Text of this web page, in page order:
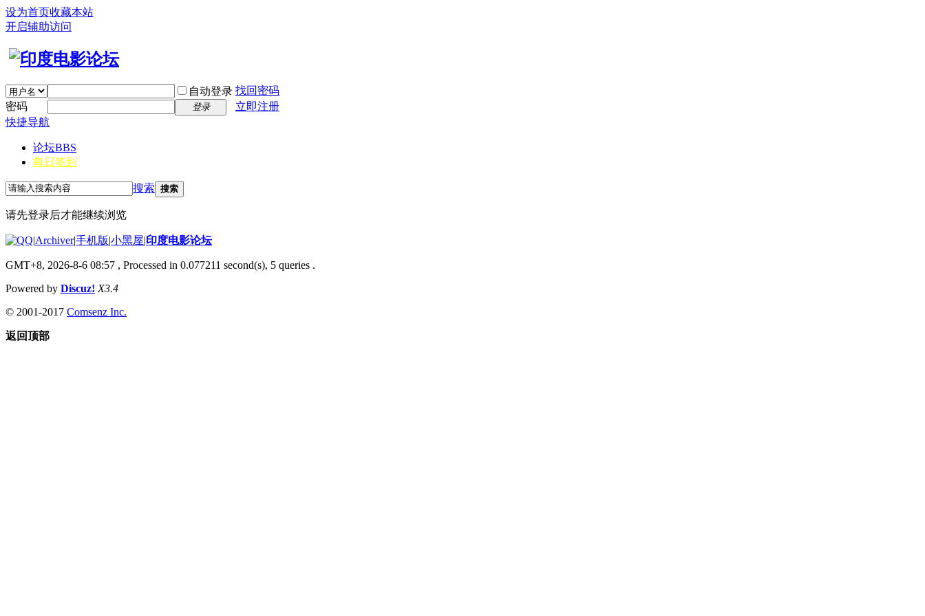
设为首页收藏本站
开启辅助访问
自动登录 找回密码
密码
登录
立即注册
快捷导航
论坛BBS
每日签到
搜索 搜索
请先登录后才能继续浏览
|Archiver|手机版|小黑屋|印度电影论坛
GMT+8, 2026-8-6 08:57 , Processed in 0.077211 second(s), 5 queries .
Powered by Discuz! X3.4
© 2001-2017 Comsenz Inc.
返回顶部